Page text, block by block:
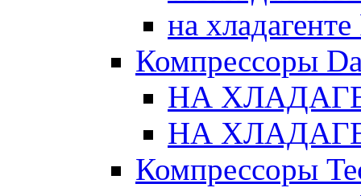
на
Компрессоры
НА
НА
Компрессоры